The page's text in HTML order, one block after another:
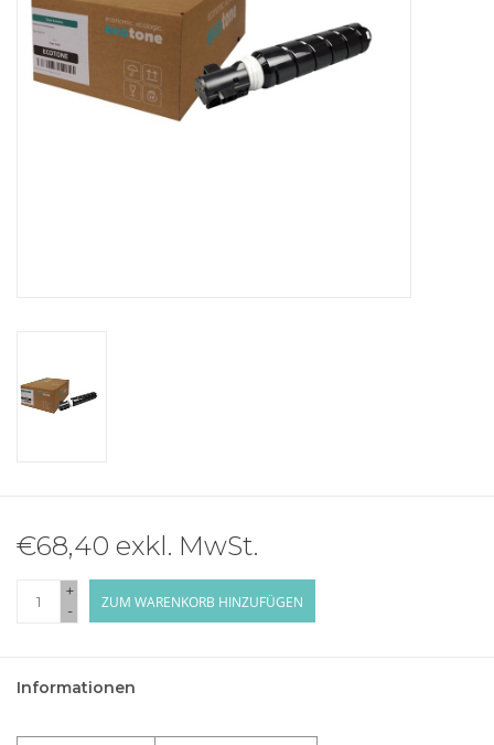
€68,40 exkl. MwSt.
+
-
ZUM WARENKORB HINZUFÜGEN
Informationen